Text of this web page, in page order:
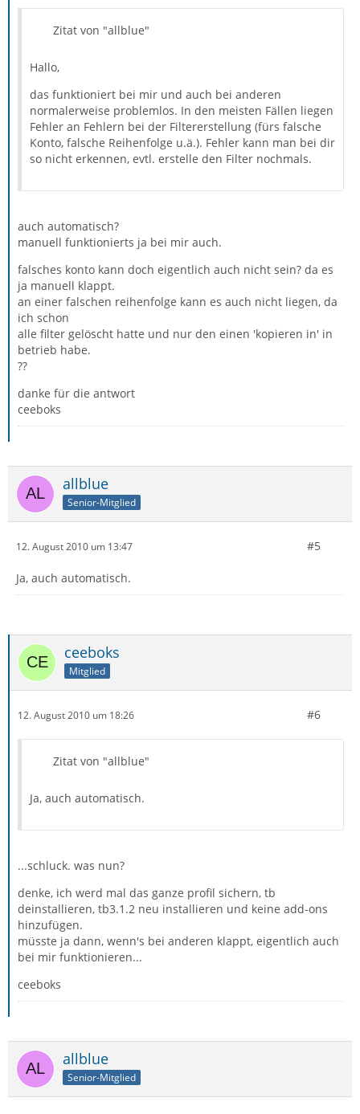
Zitat von "allblue"
Hallo,
das funktioniert bei mir und auch bei anderen
normalerweise problemlos. In den meisten Fällen liegen
Fehler an Fehlern bei der Filtererstellung (fürs falsche
Konto, falsche Reihenfolge u.ä.). Fehler kann man bei dir
so nicht erkennen, evtl. erstelle den Filter nochmals.
auch automatisch?
manuell funktionierts ja bei mir auch.
falsches konto kann doch eigentlich auch nicht sein? da es
ja manuell klappt.
an einer falschen reihenfolge kann es auch nicht liegen, da
ich schon
alle filter gelöscht hatte und nur den einen 'kopieren in' in
betrieb habe.
??
danke für die antwort
ceeboks
allblue
Senior-Mitglied
12. August 2010 um 13:47 #5
Ja, auch automatisch.
ceeboks
Mitglied
12. August 2010 um 18:26 #6
Zitat von "allblue"
Ja, auch automatisch.
...schluck. was nun?
denke, ich werd mal das ganze profil sichern, tb
deinstallieren, tb3.1.2 neu installieren und keine add-ons
hinzufügen.
müsste ja dann, wenn's bei anderen klappt, eigentlich auch
bei mir funktionieren...
ceeboks
allblue
Senior-Mitglied